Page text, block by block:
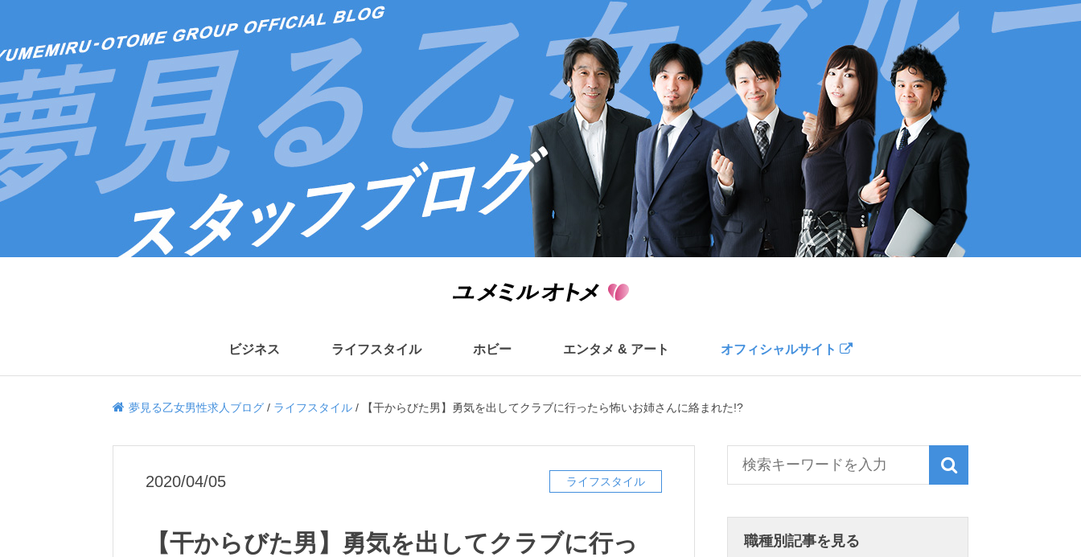
ビジネス ライフスタイル ホビー エンタメ & アート オフィシャルサイト
夢見る乙女男性求人ブログ/ ライフスタイル/ 【干からびた男】勇気を出してクラブに行ったら怖いお姉さんに絡まれた!?
2020/04/05 ライフスタイル
【干からびた男】勇気を出してクラブに行っ
職種別記事を見る